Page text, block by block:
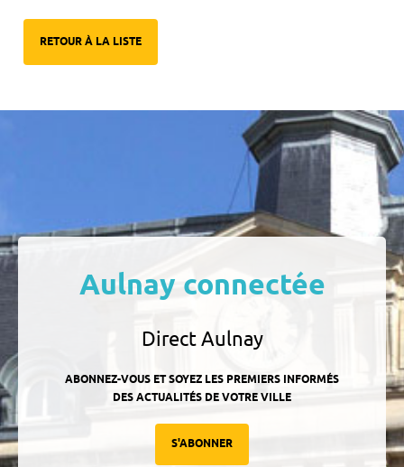
RETOUR À LA LISTE
Aulnay connectée
Direct Aulnay
ABONNEZ-VOUS ET SOYEZ LES PREMIERS INFORMÉS
DES ACTUALITÉS DE VOTRE VILLE
S'ABONNER